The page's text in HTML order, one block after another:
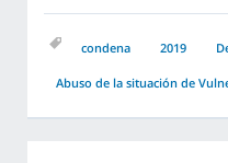
condena 2019
Abuso de la situación de